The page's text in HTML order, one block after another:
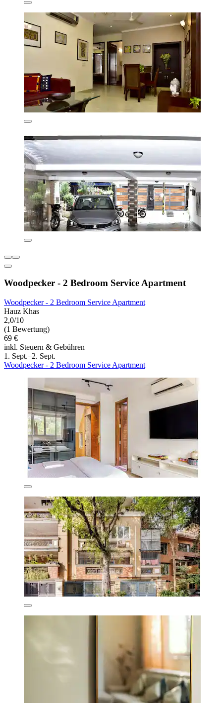
Woodpecker - 2 Bedroom Service Apartment
Woodpecker - 2 Bedroom Service Apartment
Hauz Khas
2,0/10
(1 Bewertung)
69 €
inkl. Steuern & Gebühren
1. Sept.–2. Sept.
Woodpecker - 2 Bedroom Service Apartment